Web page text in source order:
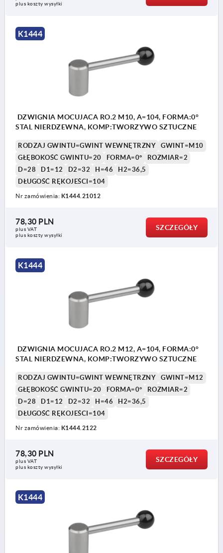
plus koszty wysyłki
K1444
DZWIGNIA MOCUJACA RO.2 M10, A=104, FORMA:0°
STAL NIERDZEWNA, KOMP:TWORZYWO SZTUCZNE
RODZAJ GWINTU=GWINT WEWNĘTRZNY
GWINT=M10
GŁĘBOKOŚĆ GWINTU=20
FORMA=0°
ROZMIAR=2
D=28
D1=12 D2=32 H=46
H2=36,5
DŁUGOŚĆ RĘKOJEŚCI=104
Nr zamówienia: K1444.21012
78,30 PLN
plus VAT
plus koszty wysyłki
SZCZEGÓŁY
K1444
DZWIGNIA MOCUJACA RO.2 M12, A=104, FORMA:0°
STAL NIERDZEWNA, KOMP:TWORZYWO SZTUCZNE
RODZAJ GWINTU=GWINT WEWNĘTRZNY
GWINT=M12
GŁĘBOKOŚĆ GWINTU=20
FORMA=0°
ROZMIAR=2
D=28
D1=12 D2=32 H=46
H2=36,5
DŁUGOŚĆ RĘKOJEŚCI=104
Nr zamówienia: K1444.2122
78,30 PLN
plus VAT
plus koszty wysyłki
SZCZEGÓŁY
K1444